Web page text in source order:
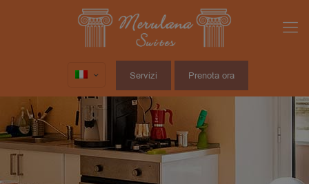
Servizi Prenota ora